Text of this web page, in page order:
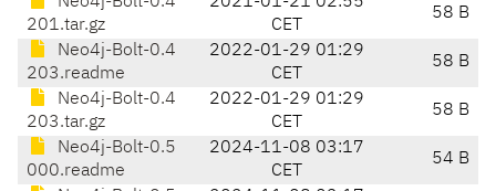
201.tar.gz
CET
58 B
Neo4j-Bolt-0.4
203.readme
2022-01-29 01:29
CET
58 B
Neo4j-Bolt-0.4
203.tar.gz
2022-01-29 01:29
CET
58 B
Neo4j-Bolt-0.5
000.readme
2024-11-08 03:17
CET
54 B